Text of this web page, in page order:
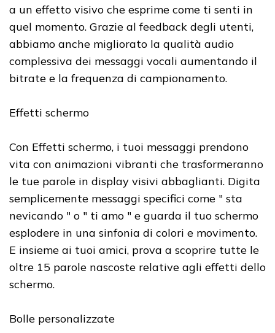
a un effetto visivo che esprime come ti senti in
quel momento. Grazie al feedback degli utenti,
abbiamo anche migliorato la qualità audio
complessiva dei messaggi vocali aumentando il
bitrate e la frequenza di campionamento.
Effetti schermo
Con Effetti schermo, i tuoi messaggi prendono
vita con animazioni vibranti che trasformeranno
le tue parole in display visivi abbaglianti. Digita
semplicemente messaggi specifici come " sta
nevicando " o " ti amo " e guarda il tuo schermo
esplodere in una sinfonia di colori e movimento.
E insieme ai tuoi amici, prova a scoprire tutte le
oltre 15 parole nascoste relative agli effetti dello
schermo.
Bolle personalizzate